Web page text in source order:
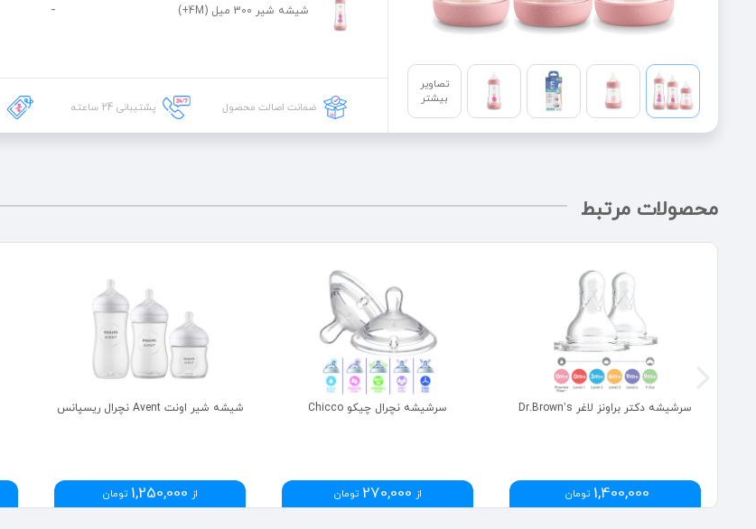
تصاویر
بیشتر
شیشه شیر 300 میل (4M+) -
ضمانت اصالت محصول پشتیبانی 24 ساعته
محصولات مرتبط
شیشه شیر اونت Avent نچرال ریسپانس
از 1,250,000 تومان
سرشیشه نچرال چیکو Chicco
از 270,000 تومان
سرشیشه دکتر براونز لاغر Dr.Brown’s
1,400,000 تومان